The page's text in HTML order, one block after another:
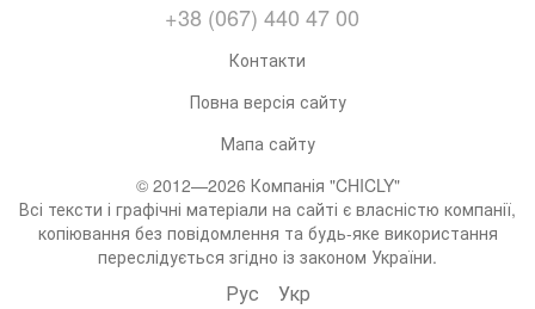
+38 (067) 440 47 00
Контакти
Повна версія сайту
Мапа сайту
© 2012—2026 Компанія "CHICLY"
Всі тексти і графічні матеріали на сайті є власністю компанії,
копіювання без повідомлення та будь-яке використання
переслідується згідно із законом України.
Рус Укр